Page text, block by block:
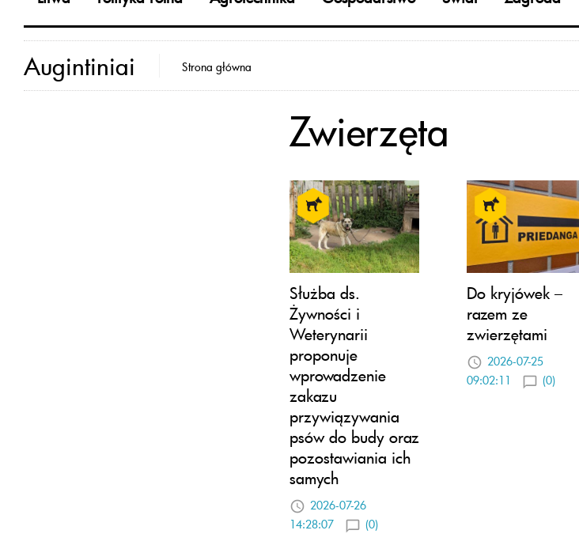
Augintiniai Strona główna
Zwierzęta
Służba ds.
Żywności i
Weterynarii
proponuje
wprowadzenie
zakazu
przywiązywania
psów do budy oraz
pozostawiania ich
samych
2026-07-26
14:28:07
(0)
Do kryjówek –
razem ze
zwierzętami
2026-07-25
09:02:11
(0)